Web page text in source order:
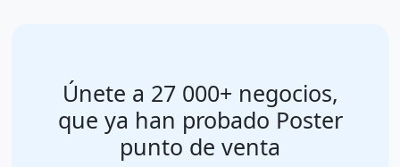
Únete a 27 000+ negocios,
que ya han probado Poster
punto de venta